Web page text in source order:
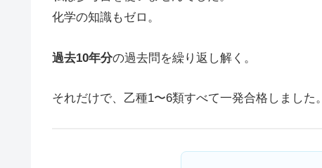
化学の知識もゼロ。
過去10年分の過去問を繰り返し解く。
それだけで、乙種1〜6類すべて一発合格しました。